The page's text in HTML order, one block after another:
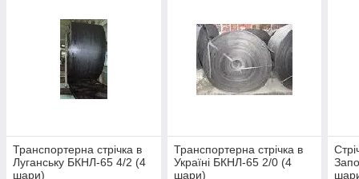
Транспортерна стрічка в
Луганську БКНЛ-65 4/2 (4
шари)
Транспортерна стрічка в
Україні БКНЛ-65 2/0 (4
шари)